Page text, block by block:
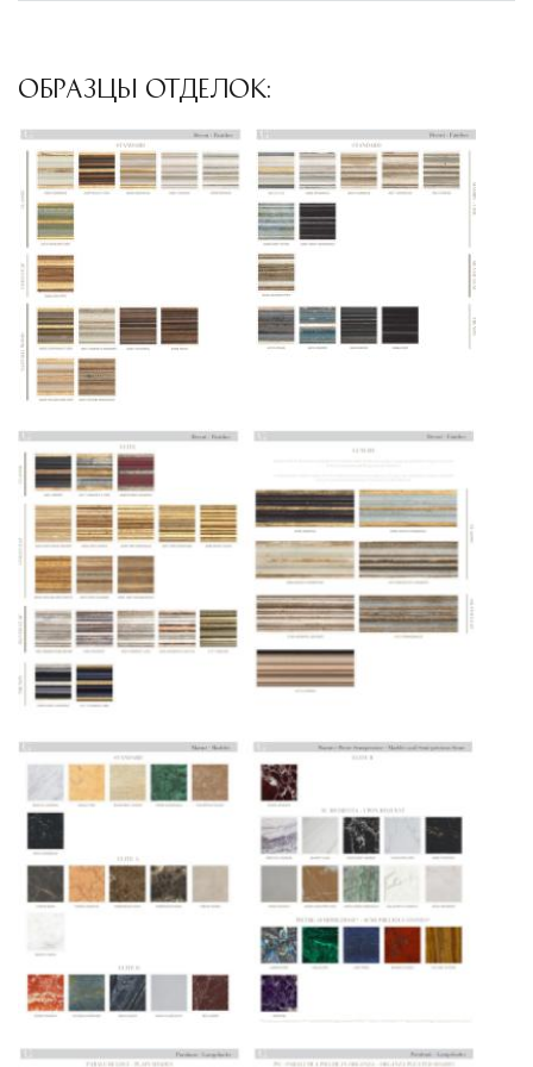
Глобальная сеть распределительных
Помимо Москвы, мы располагаем
логистическими узлами в ключевых
международных хабах:
— региональный центр для
Ближнего Востока и Азии
Кипр— распределительная база для
Средиземноморского региона
Лондон, Великобритания—
логистический хаб для европейского рынка
США— центр доставки для
североамериканского сегмента
Другие страны Европы— расширенная
сеть партнёрских складов
Условия доставки по Москве и Московской
области
следующие услуги:
Доставка до адреса— транспортировка
товара от нашего склада непосредственно к
месту назначения с соблюдением сроков
Профессиональная выгрузка—
квалифицированные грузчики
осуществляют разгрузку с применением
ОБРАЗЦЫ ОТДЕЛОК: